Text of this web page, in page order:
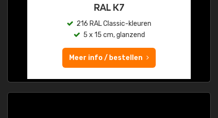
RAL K7
216 RAL Classic-kleuren
5 x 15 cm, glanzend
Meer info / bestellen